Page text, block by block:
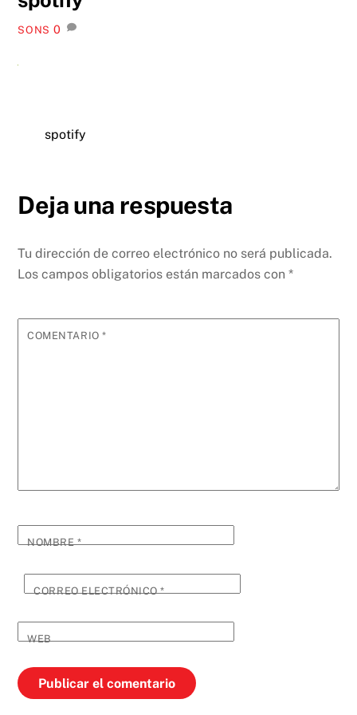
SONS 0
spotify
Deja una respuesta
Tu dirección de correo electrónico no será publicada.
Los campos obligatorios están marcados con*
COMENTARIO*
NOMBRE*
CORREO ELECTRÓNICO*
WEB